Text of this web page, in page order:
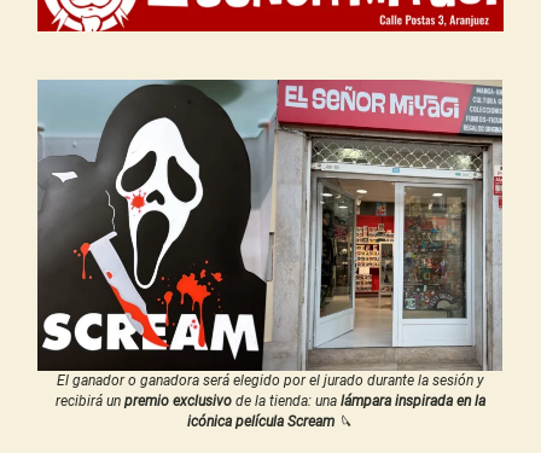
El ganador o ganadora será elegido por el jurado durante la sesión y
recibirá un premio exclusivode la tienda: una lámpara inspirada en la
icónica película Scream 🔪